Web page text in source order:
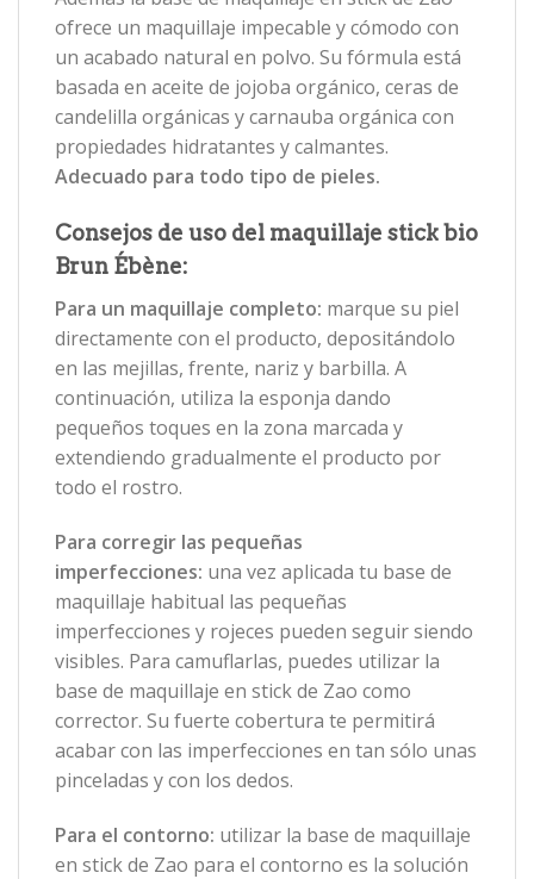
ofrece un maquillaje impecable y cómodo con
un acabado natural en polvo. Su fórmula está
basada en aceite de jojoba orgánico, ceras de
candelilla orgánicas y carnauba orgánica con
propiedades hidratantes y calmantes.
Adecuado para todo tipo de pieles.
Consejos de uso del maquillaje stick bio
Brun Ébène:
Para un maquillaje completo: marque su piel
directamente con el producto, depositándolo
en las mejillas, frente, nariz y barbilla. A
continuación, utiliza la esponja dando
pequeños toques en la zona marcada y
extendiendo gradualmente el producto por
todo el rostro.
Para corregir las pequeñas
imperfecciones: una vez aplicada tu base de
maquillaje habitual las pequeñas
imperfecciones y rojeces pueden seguir siendo
visibles. Para camuflarlas, puedes utilizar la
base de maquillaje en stick de Zao como
corrector. Su fuerte cobertura te permitirá
acabar con las imperfecciones en tan sólo unas
pinceladas y con los dedos.
Para el contorno: utilizar la base de maquillaje
en stick de Zao para el contorno es la solución